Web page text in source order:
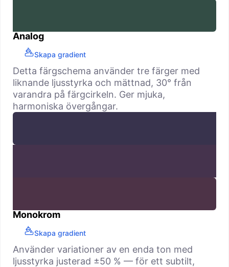
Analog
Skapa gradient
Detta färgschema använder tre färger med
liknande ljusstyrka och mättnad, 30° från
varandra på färgcirkeln. Ger mjuka,
harmoniska övergångar.
Monokrom
Skapa gradient
Använder variationer av en enda ton med
ljusstyrka justerad ±50 % — för ett subtilt,